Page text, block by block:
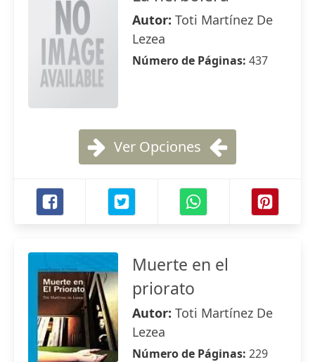
Autor: Toti Martínez De
Lezea
Número de Páginas: 437
Ver Opciones
Muerte en el
priorato
Autor: Toti Martínez De
Lezea
Número de Páginas: 229